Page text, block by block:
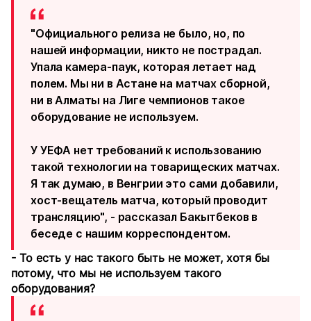
"Официального релиза не было, но, по
нашей информации, никто не пострадал.
Упала камера-паук, которая летает над
полем. Мы ни в Астане на матчах сборной,
ни в Алматы на Лиге чемпионов такое
оборудование не используем.
У УЕФА нет требований к использованию
такой технологии на товарищеских матчах.
Я так думаю, в Венгрии это сами добавили,
хост-вещатель матча, который проводит
трансляцию", - рассказал Бакытбеков в
беседе с нашим корреспондентом.
- То есть у нас такого быть не может, хотя бы
потому, что мы не используем такого
оборудования?